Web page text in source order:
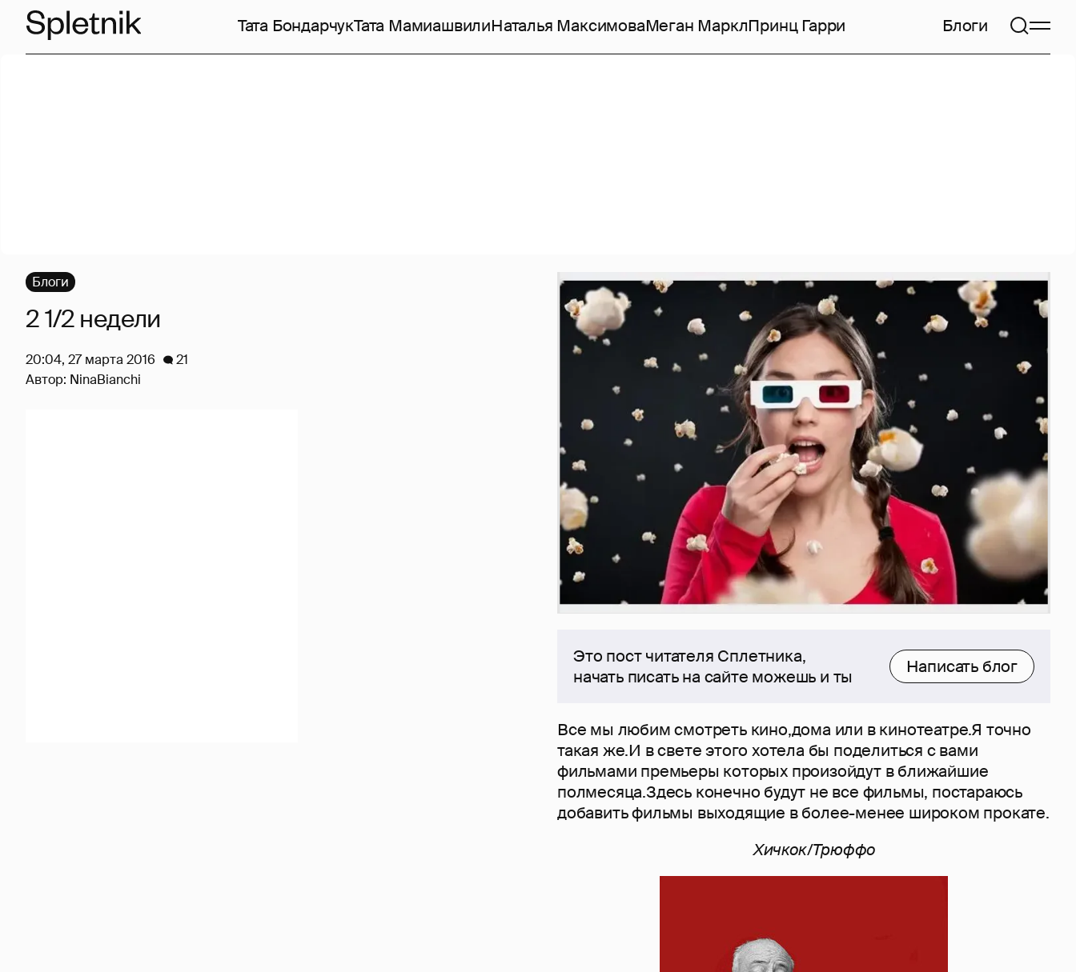
Тата БондарчукТата МамиашвилиНаталья МаксимоваМеган МарклПринц Гарри Блоги
Это пост читателя Сплетника,
начать писать на сайте можешь и ты
Написать блог
Все мы любим смотреть кино,дома или в кинотеатре.Я точно
такая же.И в свете этого хотела бы поделиться с вами
фильмами премьеры которых произойдут в ближайшие
полмесяца.Здесь конечно будут не все фильмы, постараюсь
добавить фильмы выходящие в более-менее широком прокате.
Хичкок/Трюффо
Блоги
2 1/2 недели
20:04, 27 марта 2016
21
Автор: NinaBianchi